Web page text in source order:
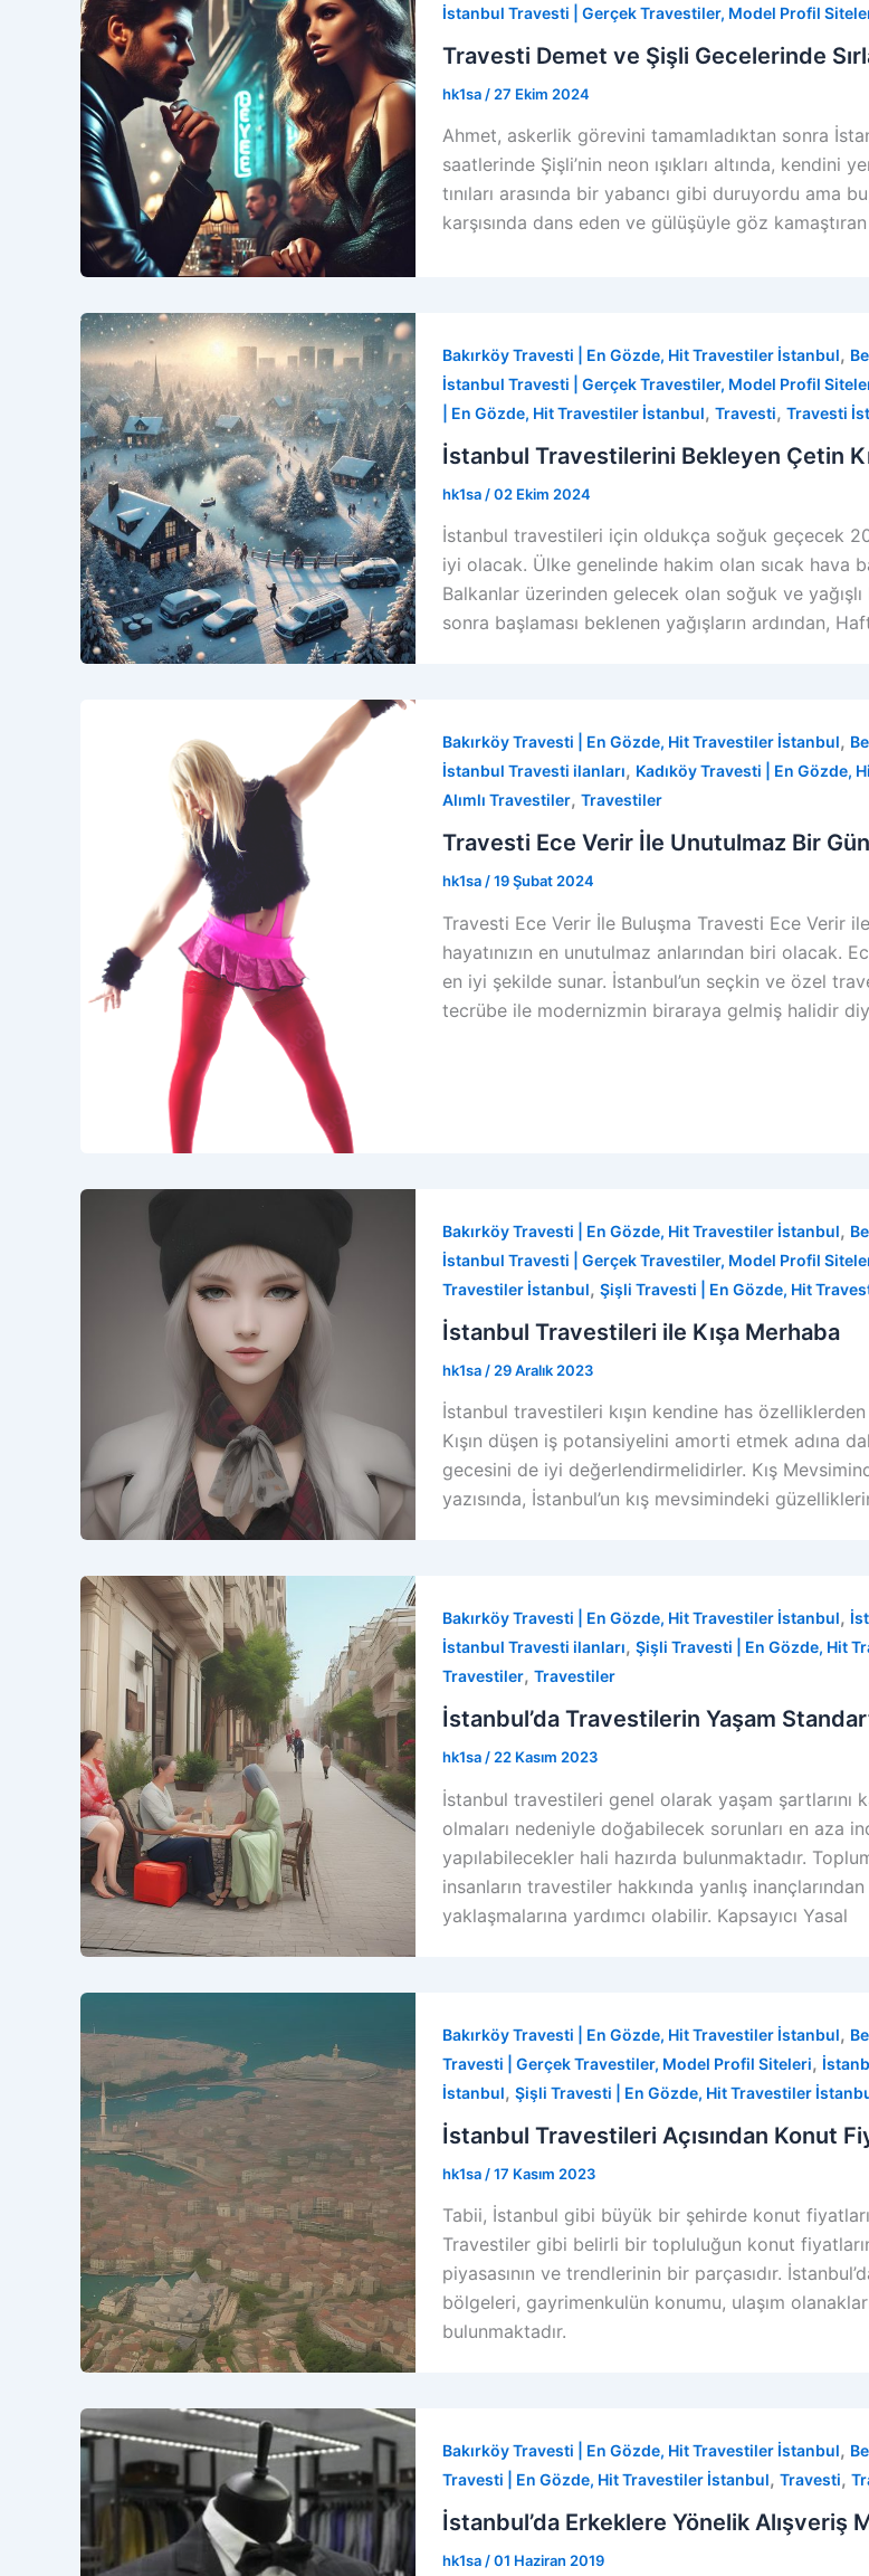
İstanbul Travesti | Gerçek Travestiler, Model Profil
Travesti Demet ve Şişli Gecelerinde
hk1sa / 27 Ekim 2024
Ahmet, askerlik görevini tamamladıktan sonra
saatlerinde Şişli’nin neon ışıkları altında, kendini
tınıları arasında bir yabancı gibi duruyordu
karşısında dans eden ve gülüşüyle göz
Bakırköy Travesti | En Gözde, Hit Travestiler İstanbul,
İstanbul Travesti | Gerçek Travestiler, Model Profil
| En Gözde, Hit Travestiler İstanbul, Travesti, Travesti
İstanbul Travestilerini Bekleyen Çetin
hk1sa /02 Ekim 2024
İstanbul travestileri için oldukça soğuk geçecek
iyi olacak. Ülke genelinde hakim olan sıcak hava
Balkanlar üzerinden gelecek olan soğuk ve
sonra başlaması beklenen yağışların ardından,
Bakırköy Travesti | En Gözde, Hit Travestiler İstanbul,
İstanbul Travesti ilanları, Kadıköy Travesti | En Gözde,
Alımlı Travestiler, Travestiler
Travesti Ece Verir İle Unutulmaz Bir Gün
hk1sa /19 Şubat 2024
Travesti Ece Verir İle Buluşma Travesti Ece Verir
hayatınızın en unutulmaz anlarından biri olacak.
en iyi şekilde sunar. İstanbul’un seçkin ve özel
tecrübe ile modernizmin biraraya gelmiş halidir
Bakırköy Travesti | En Gözde, Hit Travestiler İstanbul,
İstanbul Travesti | Gerçek Travestiler, Model Profil
Travestiler İstanbul, Şişli Travesti | En Gözde, Hit
İstanbul Travestileri ile Kışa Merhaba
hk1sa / 29 Aralık 2023
İstanbul travestileri kışın kendine has
Kışın düşen iş potansiyelini amorti etmek adına
gecesini de iyi değerlendirmelidirler. Kış
yazısında, İstanbul’un kış mevsimindeki
Bakırköy Travesti | En Gözde, Hit Travestiler İstanbul,
İstanbul Travesti ilanları, Şişli Travesti | En Gözde, Hit
Travestiler, Travestiler
İstanbul’da Travestilerin Yaşam
hk1sa/22 Kasım 2023
İstanbul travestileri genel olarak yaşam
olmaları nedeniyle doğabilecek sorunları en aza
yapılabilecekler hali hazırda bulunmaktadır.
insanların travestiler hakkında yanlış
yaklaşmalarına yardımcı olabilir. Kapsayıcı Yasal
Bakırköy Travesti | En Gözde, Hit Travestiler İstanbul,
Travesti | Gerçek Travestiler, Model Profil Siteleri,
İstanbul, Şişli Travesti | En Gözde, Hit Travestiler
İstanbul Travestileri Açısından Konut
hk1sa /17 Kasım 2023
Tabii, İstanbul gibi büyük bir şehirde konut
Travestiler gibi belirli bir topluluğun konut
piyasasının ve trendlerinin bir parçasıdır.
bölgeleri, gayrimenkulün konumu, ulaşım
bulunmaktadır.
Bakırköy Travesti | En Gözde, Hit Travestiler İstanbul,
Travesti | En Gözde, Hit Travestiler İstanbul, Travesti,
İstanbul’da Erkeklere Yönelik Alışveriş
hk1sa /01 Haziran 2019